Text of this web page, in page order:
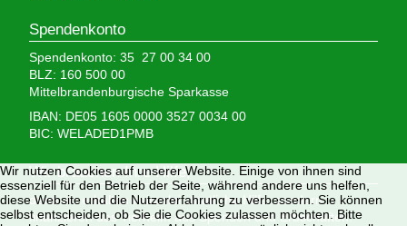
Spendenkonto
Spendenkonto: 35 27 00 34 00
BLZ: 160 500 00
Mittelbrandenburgische Sparkasse
IBAN: DE05 1605 0000 3527 0034 00
BIC: WELADED1PMB
Wir brauchen Ihre Hilfe,
denn wir erhalten keinerlei staatliche Hilfe, sondern
finanzieren das Tierheim aus Spenden und Erbschaften.
Wir nutzen Cookies auf unserer Website. Einige von ihnen sind
essenziell für den Betrieb der Seite, während andere uns helfen,
diese Website und die Nutzererfahrung zu verbessern. Sie können
selbst entscheiden, ob Sie die Cookies zulassen möchten. Bitte